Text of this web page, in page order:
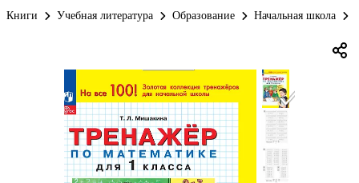
Книги Учебная литература Образование Начальная школа